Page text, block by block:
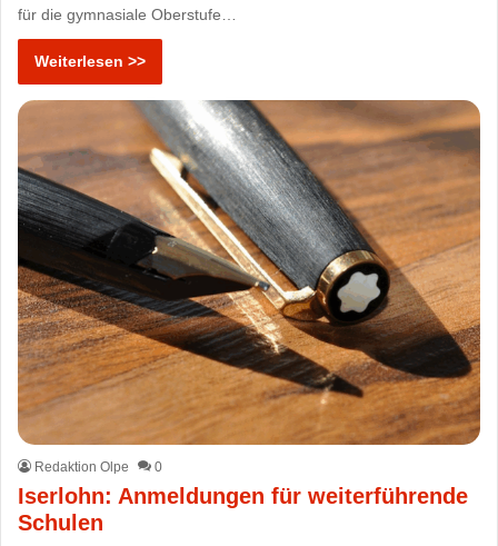
für die gymnasiale Oberstufe…
Weiterlesen >>
Redaktion Olpe 0
Iserlohn: Anmeldungen für weiterführende
Schulen